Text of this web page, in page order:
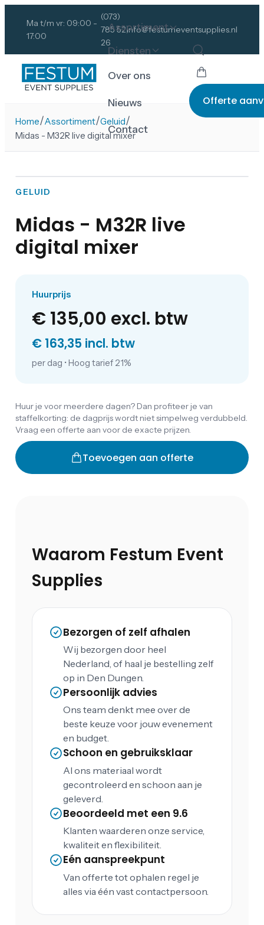
Ma t/m vr: 09:00 -
17:00
(073)
785 52
26
info@festumeventsupplies.nl
Assortiment
Diensten
Over ons
Nieuws
Contact
Offerte
Home/Assortiment/Geluid/
Midas - M32R live digital mixer
GELUID
Midas - M32R live
digital mixer
Huurprijs
€ 135,00 excl. btw
€ 163,35 incl. btw
per dag • Hoog tarief 21%
Huur je voor meerdere dagen? Dan profiteer je van
staffelkorting: de dagprijs wordt niet simpelweg verdubbeld.
Vraag een offerte aan voor de exacte prijzen.
Toevoegen aan offerte
Waarom Festum Event
Supplies
Bezorgen of zelf afhalen
Wij bezorgen door heel
Nederland, of haal je bestelling zelf
op in Den Dungen.
Persoonlijk advies
Ons team denkt mee over de
beste keuze voor jouw evenement
en budget.
Schoon en gebruiksklaar
Al ons materiaal wordt
gecontroleerd en schoon aan je
geleverd.
Beoordeeld met een 9.6
Klanten waarderen onze service,
kwaliteit en flexibiliteit.
Eén aanspreekpunt
Van offerte tot ophalen regel je
alles via één vast contactpersoon.